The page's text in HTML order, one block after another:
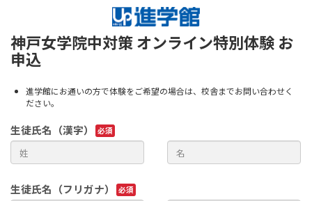
神戸女学院中対策 オンライン特別体験 お
申込
進学館にお通いの方で体験をご希望の場合は、校舎までお問い合わせく
ださい。
生徒氏名（漢字）
生徒氏名（フリガナ）